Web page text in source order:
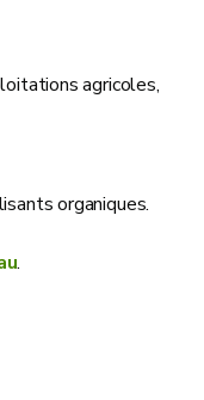
agricoles,
organiques.
.